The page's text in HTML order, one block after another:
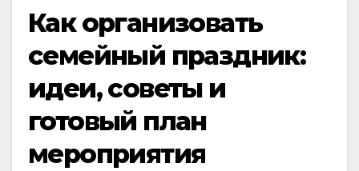
Как организовать
семейный праздник:
идеи, советы и
готовый план
мероприятия